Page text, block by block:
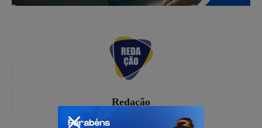
Redação
https://www.instagram.com/folhadoestadosc/